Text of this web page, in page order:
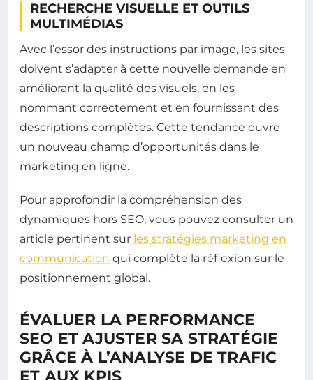
RECHERCHE VISUELLE ET OUTILS
MULTIMÉDIAS
Avec l’essor des instructions par image, les sites
doivent s’adapter à cette nouvelle demande en
améliorant la qualité des visuels, en les
nommant correctement et en fournissant des
descriptions complètes. Cette tendance ouvre
un nouveau champ d’opportunités dans le
marketing en ligne.
Pour approfondir la compréhension des
dynamiques hors SEO, vous pouvez consulter un
article pertinent sur les stratégies marketing en
communication qui complète la réflexion sur le
positionnement global.
ÉVALUER LA PERFORMANCE
SEO ET AJUSTER SA STRATÉGIE
GRÂCE À L’ANALYSE DE TRAFIC
ET AUX KPIS